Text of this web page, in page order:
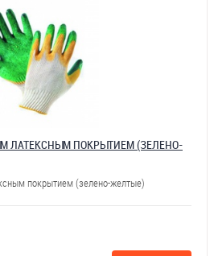
ЛАТЕКСНЫМ ПОКРЫТИЕМ (ЗЕЛЕНО-
покрытием (зелено-желтые)